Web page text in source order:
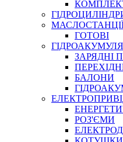
СПЕЦІАЛЬНІ
ГЕРМЕТИКИ
КЛЕЇ, ЦЕМЕНТИ,
РЕМОНТ
ГОТОВІ
ЗАРЯДНІ
БАЛОНИ
РОЗ'ЄМИ